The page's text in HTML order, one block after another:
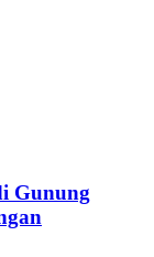
Gunung